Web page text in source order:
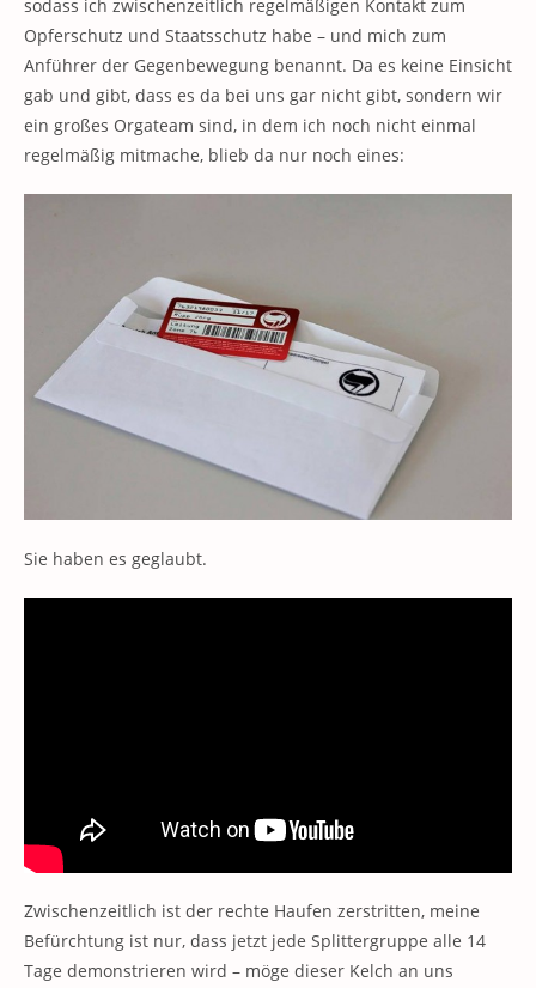
sodass ich zwischenzeitlich regelmäßigen Kontakt zum
Opferschutz und Staatsschutz habe – und mich zum
Anführer der Gegenbewegung benannt. Da es keine Einsicht
gab und gibt, dass es da bei uns gar nicht gibt, sondern wir
ein großes Orgateam sind, in dem ich noch nicht einmal
regelmäßig mitmache, blieb da nur noch eines:
Sie haben es geglaubt.
Zwischenzeitlich ist der rechte Haufen zerstritten, meine
Befürchtung ist nur, dass jetzt jede Splittergruppe alle 14
Tage demonstrieren wird – möge dieser Kelch an uns